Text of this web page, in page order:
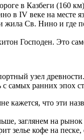
в Казбеги (160
IV веке на месте
Св. Нино и где
Господен. Это
узел
самых ранних эпох
что эти
заглянем на
кофе на